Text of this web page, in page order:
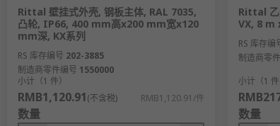
Rittal 壁挂式外壳, 钢板主体, RAL 7035,
凸轮, IP66, 400 mm高x200 mm宽x120
mm深, KX系列
RS 库存编号 202-3885
制造商零件编号 1550000
小计（1 件）
RMB1,120.91(不含税) RMB1,120.91/件
数量
Rittal 乙
VX, 8 m
RS 库存编
制造商零
小计（1 件
数量